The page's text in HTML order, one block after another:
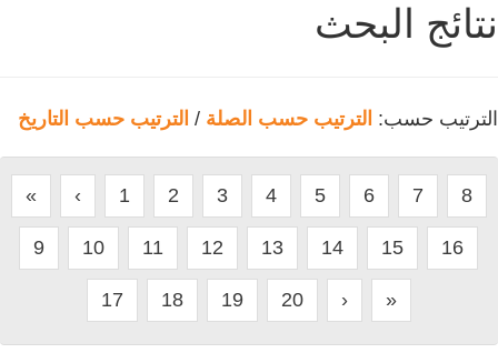
نتائج البحث
الترتيب حسب: الترتيب حسب الصلة / الترتيب حسب التاريخ
« ‹ 1 2 3 4 5 6 7 8
9 10 11 12 13 14 15 16
17 18 19 20 › »